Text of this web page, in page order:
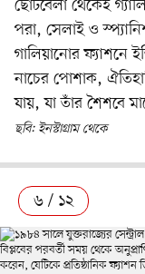
ছোটবেলা থেকেই
পরা, সেলাই ও
গালিয়ানোর ফ্যাশনে
নাচের পোশাক,
যায়, যা তাঁর শৈশবে
ছবি: ইনস্টাগ্রাম থেকে
৬ / ১২